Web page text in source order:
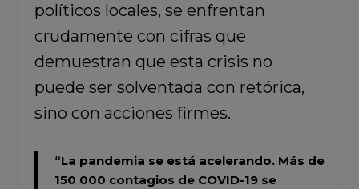
políticos locales, se enfrentan
crudamente con cifras que
demuestran que esta crisis no
puede ser solventada con retórica,
sino con acciones firmes.
“La pandemia se está acelerando. Más de
150 000 contagios de COVID-19 se